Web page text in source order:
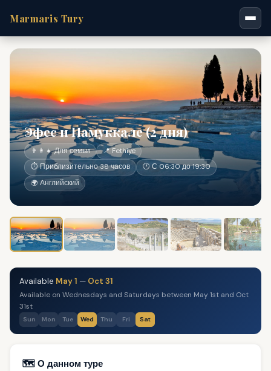
Marmaris Tury
Эфес и Памуккале (2 дня)
👨‍👩‍👧 Для семьи
📍 Fethiye
⏱ Приблизительно 38 часов
🕐 С 06:30 до 19:30
🌍 Английский
Available May 1 — Oct 31
Available on Wednesdays and Saturdays between May 1st and Oct
31st
Sun Mon Tue Wed Thu Fri Sat
🗺️ О данном туре